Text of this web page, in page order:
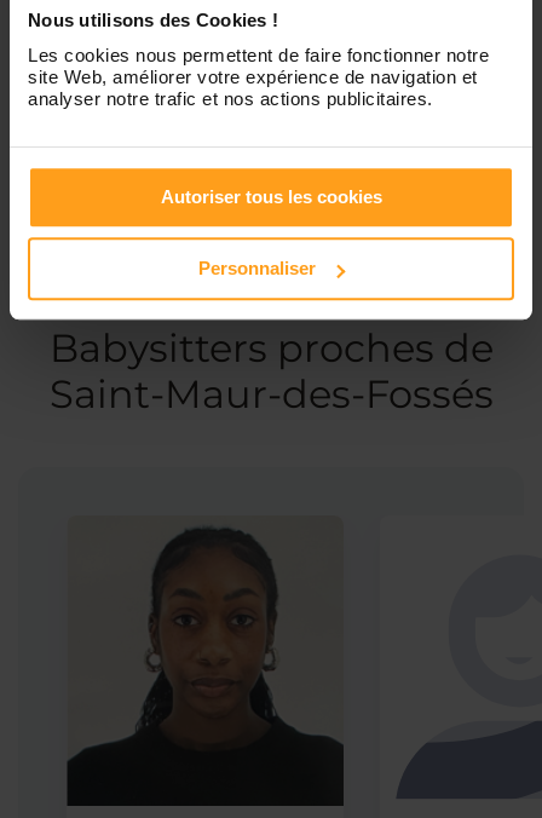
Nous utilisons des Cookies !
Les cookies nous permettent de faire fonctionner notre
site Web, améliorer votre expérience de navigation et
analyser notre trafic et nos actions publicitaires.
Autoriser tous les cookies
Personnaliser
Services proposés
Ces profils pourraient vous intéresser
Babysitters proches de
Saint-Maur-des-Fossés